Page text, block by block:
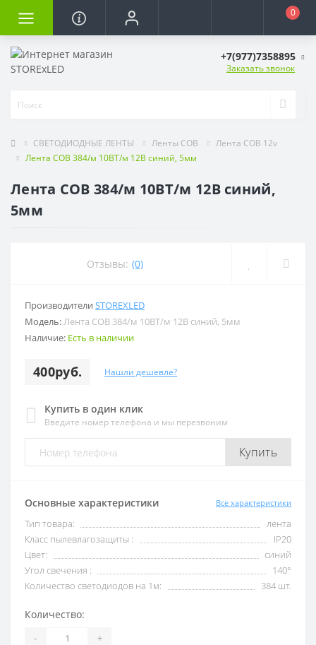
0
+7(977)7358895
Заказать звонок
СВЕТОДИОДНЫЕ ЛЕНТЫ Ленты COB
Лента COB 12v
Лента COB 384/м 10ВТ/м 12В синий, 5мм
Лента COB 384/м 10ВТ/м 12В синий,
5мм
Отзывы: (0)
Производители STOREXLED
Модель:Лента COB 384/м 10ВТ/м 12В синий, 5мм
Наличие: Есть в наличии
400руб. Нашли дешевле?
Купить в один клик
Введите номер телефона и мы перезвоним
Купить
Основные характеристики Все характеристики
Тип товара:
лента
Класс пылевлагозащиты :
IP20
Цвет:
синий
Угол свечения :
140°
Количество светодиодов на 1м:
384 шт.
Количество:
- +